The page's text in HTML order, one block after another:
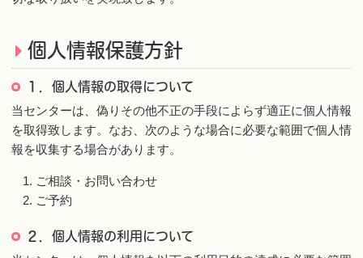
個人情報保護方針
１．個人情報の取得について
当センターは、偽りその他不正の手段によらず適正に個人情報
を取得致します。なお、次のような場合に必要な範囲で個人情
報を収集する場合があります。
ご相談・お問い合わせ
ご予約
２．個人情報の利用について